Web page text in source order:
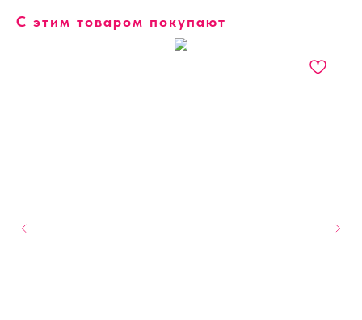
С этим товаром покупают